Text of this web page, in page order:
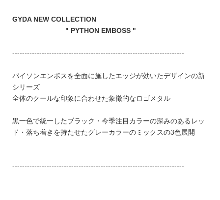
FEATURE
GYDA NEW COLLECTION
" PYTHON EMBOSS "
----------------------------------------------------------------------
パイソンエンボスを全面に施したエッジが効いたデザインの新
シリーズ
全体のクールな印象に合わせた象徴的なロゴメタル
黒一色で統一したブラック・今季注目カラーの深みのあるレッ
ド・落ち着きを持たせたグレーカラーのミックスの3色展開
----------------------------------------------------------------------